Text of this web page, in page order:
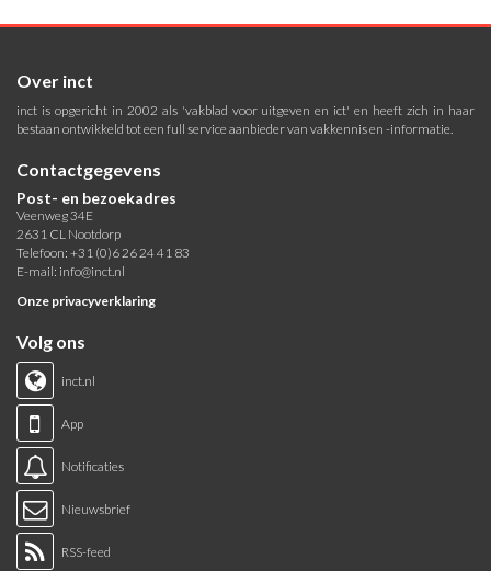
Over inct
inct is opgericht in 2002 als 'vakblad voor uitgeven en ict' en heeft zich in haar
bestaan ontwikkeld tot een full service aanbieder van vakkennis en -informatie.
Contactgegevens
Post- en bezoekadres
Veenweg 34E
2631 CL Nootdorp
Telefoon: +31 (0)6 26 24 41 83
E-mail: info@inct.nl
Onze privacyverklaring
Volg ons
inct.nl
App
Notificaties
Nieuwsbrief
RSS-feed